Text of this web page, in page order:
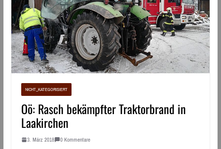
NICHT_KATEGORISIERT
Oö: Rasch bekämpfter Traktorbrand in
Laakirchen
3. März 2018 0 Kommentare